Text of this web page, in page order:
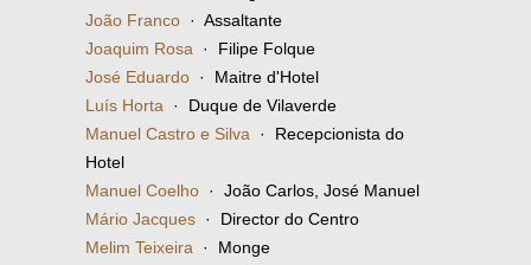
João Franco · Assaltante
Joaquim Rosa · Filipe Folque
José Eduardo · Maitre d'Hotel
Luís Horta · Duque de Vilaverde
Manuel Castro e Silva · Recepcionista do
Hotel
Manuel Coelho · João Carlos, José Manuel
Mário Jacques · Director do Centro
Melim Teixeira · Monge